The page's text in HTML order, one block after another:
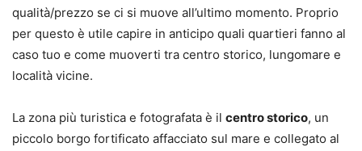
qualità/prezzo se ci si muove all’ultimo momento. Proprio
per questo è utile capire in anticipo quali quartieri fanno al
caso tuo e come muoverti tra centro storico, lungomare e
località vicine.
La zona più turistica e fotografata è il centro storico, un
piccolo borgo fortificato affacciato sul mare e collegato al